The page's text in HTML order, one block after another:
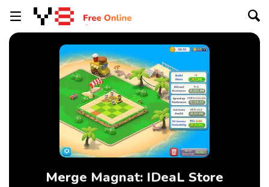
Merge Magnat: IDeaL Store